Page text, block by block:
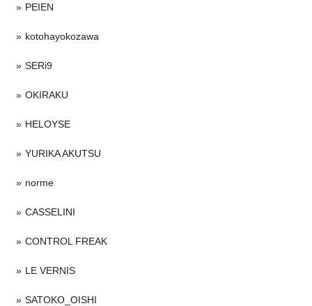
PEIEN
kotohayokozawa
SERi9
OKIRAKU
HELOYSE
YURIKA AKUTSU
norme
CASSELINI
CONTROL FREAK
LE VERNIS
SATOKO_OISHI